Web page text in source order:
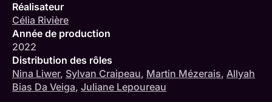
Réalisateur
Célia Rivière
Année de production
2022
Distribution des rôles
Nina Liwer, Sylvan Craipeau, Martin Mézerais, Allyah
Bias Da Veiga, Juliane Lepoureau